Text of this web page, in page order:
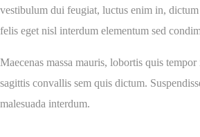
vestibulum dui feugiat, luctus enim in,
felis eget nisl interdum elementum sed
Maecenas massa mauris, lobortis quis
sagittis convallis sem quis dictum.
malesuada interdum.